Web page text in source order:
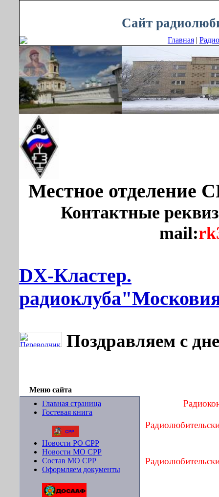
Сайт
Главная |
Местное отделение
Контактные
mail:
DX-Кластер.
Поздравляем с
Меню сайта
Главная страница
Гостевая книга
Новости РО СРР
Новости МО СРР
Состав МО СРР
Оформляем документы